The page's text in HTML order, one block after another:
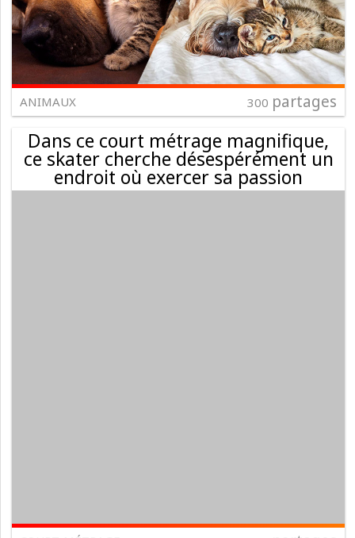
ANIMAUX 300 partages
Dans ce court métrage magnifique,
ce skater cherche désespérément un
endroit où exercer sa passion